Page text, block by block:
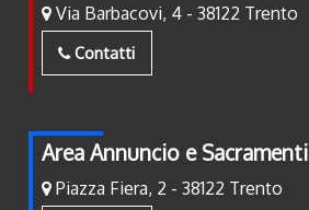
Via Barbacovi, 4 - 38122 Trento
Contatti
Area Annuncio e Sacramenti
Piazza Fiera, 2 - 38122 Trento